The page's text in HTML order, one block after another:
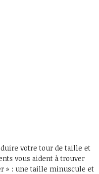
votre tour de taille et
vous aident à trouver
» : une taille minuscule et